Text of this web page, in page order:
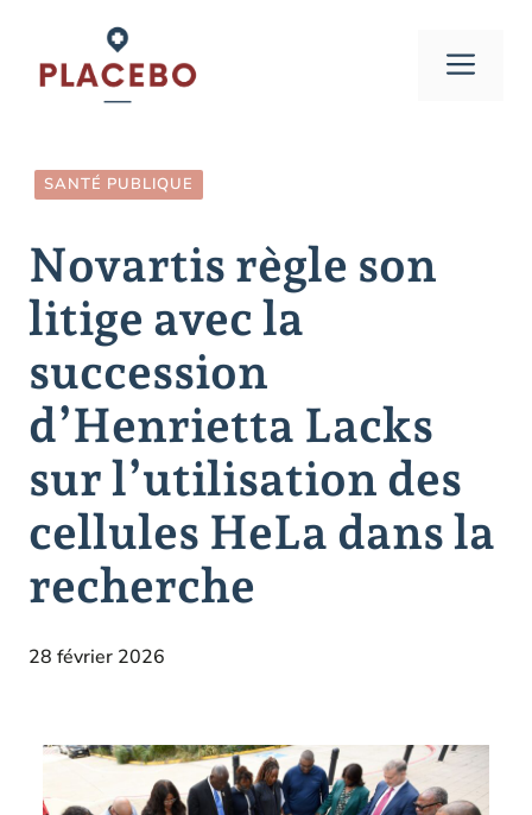
contenu
SANTÉ PUBLIQUE
Novartis règle son
litige avec la
succession
d’Henrietta Lacks
sur l’utilisation des
cellules HeLa dans la
recherche
28 février 2026